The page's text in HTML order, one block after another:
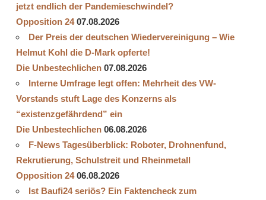
jetzt endlich der Pandemieschwindel?
Opposition 24 07.08.2026
Der Preis der deutschen Wiedervereinigung – Wie
Helmut Kohl die D‑Mark opferte!
Die Unbestechlichen 07.08.2026
Interne Umfrage legt offen: Mehrheit des VW-
Vorstands stuft Lage des Konzerns als
“existenzgefährdend” ein
Die Unbestechlichen 06.08.2026
F-News Tagesüberblick: Roboter, Drohnenfund,
Rekrutierung, Schulstreit und Rheinmetall
Opposition 24 06.08.2026
Ist Baufi24 seriös? Ein Faktencheck zum